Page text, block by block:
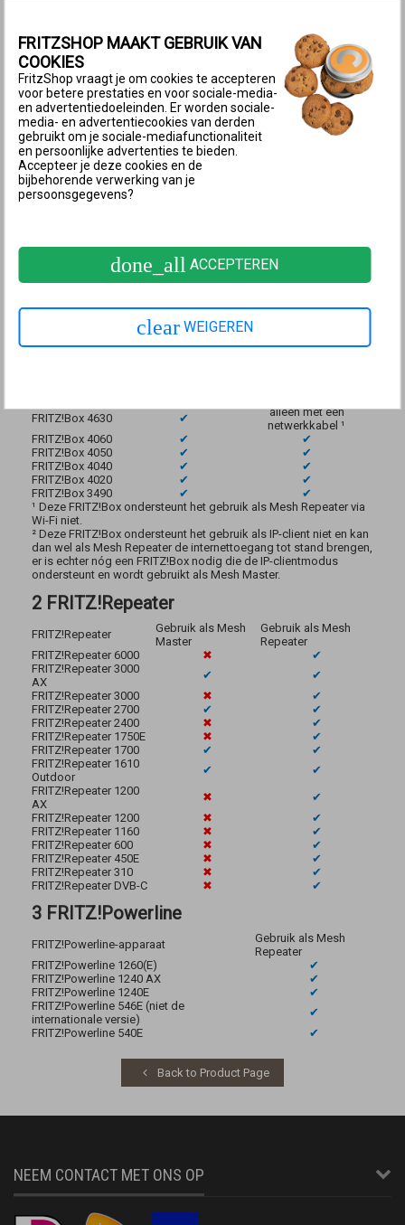
Cable
✔
alleen met een
netwerkkabel ¹
FRITZ!Box 6660
Cable
alleen met een
netwerkkabel ¹
FRITZ!Box 6591
Cable
✔
✔
FRITZ!Box 6590
Cable
✔
✔
FRITZ!Box 6490
Cable
✔
FRITZ!Box 6430
Cable
✔
FRITZ!Box 5690
FRITZ!Box 5690
✔
alleen met een
netwerkkabel ¹
✔
✔
✔
alleen in de routermodus
²
FRITZ!Box 4630
✔
alleen met een
netwerkkabel ¹
FRITZ!Box 4060
✔
✔
FRITZ!Box 4050
✔
✔
FRITZ!Box 4040
✔
✔
FRITZ!Box 4020
✔
✔
FRITZ!Box 3490
✔
✔
¹ Deze FRITZ!Box ondersteunt het gebruik als Mesh Repeater via
Wi-Fi niet.
² Deze FRITZ!Box ondersteunt het gebruik als IP-client niet en kan
dan wel als Mesh Repeater de internettoegang tot stand brengen,
er is echter nóg een FRITZ!Box nodig die de IP-clientmodus
ondersteunt en wordt gebruikt als Mesh Master.
2 FRITZ!Repeater
FRITZ!Repeater
Gebruik als Mesh
Master
Gebruik als Mesh
Repeater
FRITZ!Repeater 6000
✖
✔
FRITZ!Repeater 3000
AX
✔
✔
FRITZ!Repeater 3000
✖
✔
FRITZ!Repeater 2700
✔
✔
FRITZ!Repeater 2400
✖
✔
FRITZ!Repeater 1750E
✖
✔
FRITZ!Repeater 1700
✔
✔
FRITZ!Repeater 1610
Outdoor
✔
✔
FRITZ!Repeater 1200
AX
✖
✔
FRITZ!Repeater 1200
✖
✔
FRITZ!Repeater 1160
✖
✔
FRITZ!Repeater 600
✖
✔
FRITZ!Repeater 450E
✖
✔
FRITZ!Repeater 310
✖
✔
FRITZ!Repeater DVB-C
✖ ✔
3 FRITZ!Powerline
FRITZ!Powerline-apparaat
Gebruik als Mesh
Repeater
FRITZ!Powerline 1260(E)
✔
FRITZ!Powerline 1240 AX
✔
FRITZ!Powerline 1240E
✔
FRITZ!Powerline 546E (niet de
internationale versie)
✔
FRITZ!Powerline 540E
✔
Back to Product Page
NEEM CONTACT MET ONS OP
FRITZSHOP MAAKT GEBRUIK VAN
COOKIES
FritzShop vraagt je om cookies te accepteren
voor betere prestaties en voor sociale-media-
en advertentiedoeleinden. Er worden sociale-
media- en advertentiecookies van derden
gebruikt om je sociale-mediafunctionaliteit
en persoonlijke advertenties te bieden.
Accepteer je deze cookies en de
bijbehorende verwerking van je
persoonsgegevens?
done_all ACCEPTEREN
clear WEIGEREN